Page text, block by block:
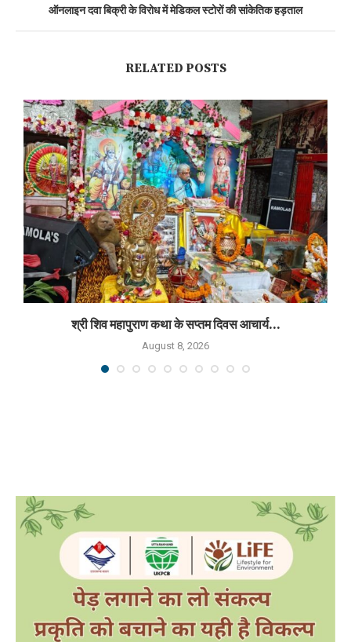
ऑनलाइन दवा बिक्री के विरोध में मेडिकल स्टोरों की सांकेतिक हड़ताल
RELATED POSTS
श्री शिव महापुराण कथा के सप्तम दिवस आचार्य...
August 8, 2026